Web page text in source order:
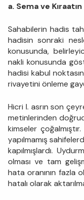
a. Sema ve
Sahabilerin hadis
ha­disin sonraki
konusunda,
nakli konusunda
hadisi kabul
rivayetini önleme
Hicri I. asrın son
metinlerinden
kimseler
yapılmamış
ka­pılmışlardı.
olması ve tam
hata oranının fazla
hatalı olarak